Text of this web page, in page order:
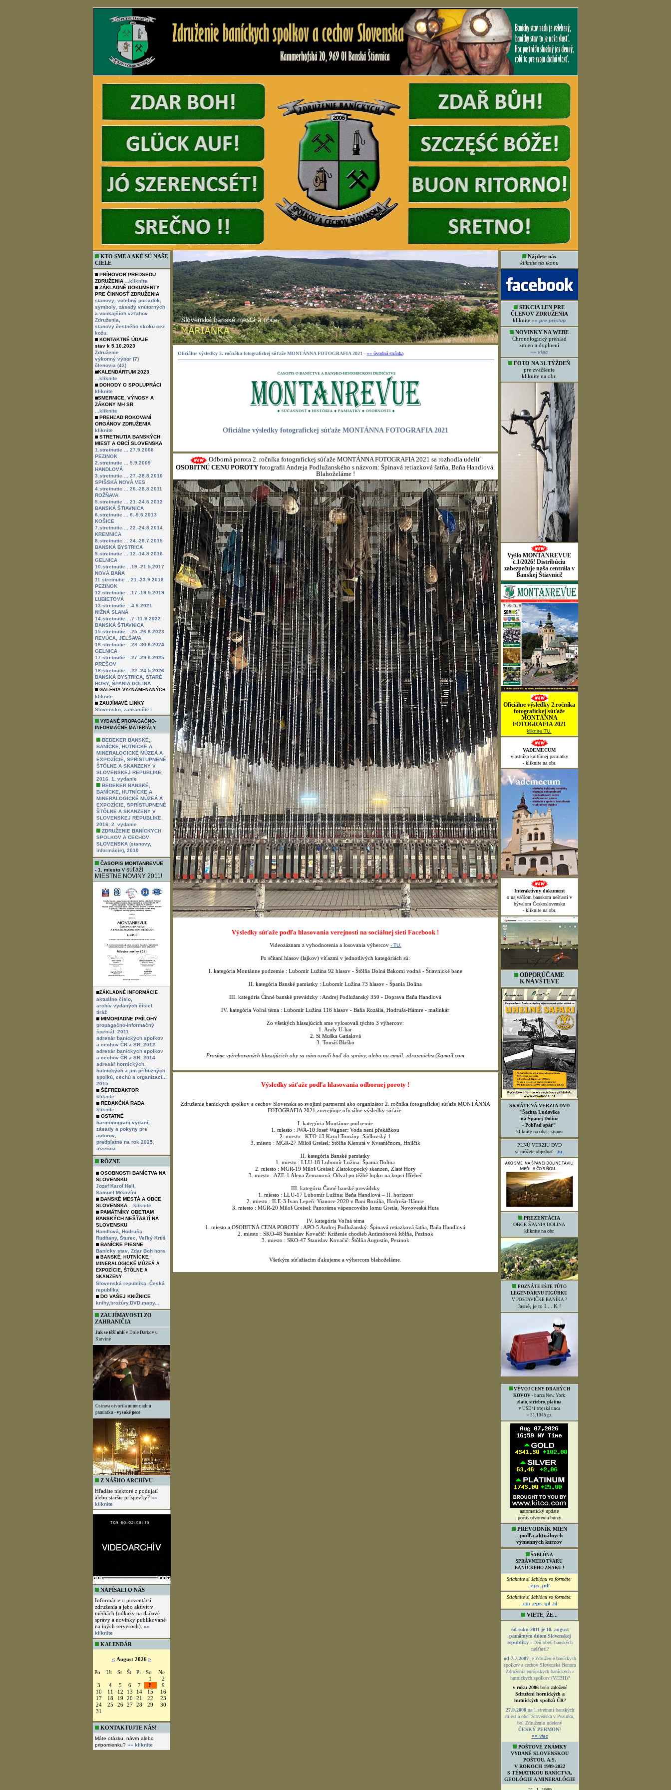
KTO SME A AKÉ SÚ NAŠE
CIELE
PRÍHOVOR PREDSEDU
ZDRUŽENIA
...kliknite
ZÁKLADNÉ DOKUMENTY
PRE ČINNOSŤ ZDRUŽENIA
stanovy, volebný poriadok
symboly, zásady vnútorných
a vonkajších vzťahov
Združenia,
stanovy čestného skoku cez
kožu.
KONTAKTNÉ ÚDAJE
stav k 5.10.2023
Združenie
výkonný výbor (7)
členovia (42)
KALENDÁRTUM 2023
...kliknite
DOHODY O SPOLUPRÁCI
kliknite
SMERNICE, VÝNOSY A
ZÁKONY MH SR
...kliknite
PREHĽAD ROKOVANÍ
ORGÁNOV ZDRUŽENIA
kliknite
STRETNUTIA BANSKÝCH
MIEST A OBCÍ SLOVENSKA
1.stretnutie ... 27.9.2008
PEZINOK
2.stretnutie ... 5.9.2009
HANDLOVÁ
3.stretnutie ... 27.-28.8.2010
SPIŠSKÁ NOVÁ VES
4.stretnutie ... 26.-28.8.2011
ROŽŇAVA
5.stretnutie ... 21.-24.6.2012
BANSKÁ ŠTIAVNICA
6.stretnutie ... 6.-9.6.2013
KOŠICE
7.stretnutie ... 22.-24.8.2014
KREMNICA
8.stretnutie ... 24.-26.7.2015
BANSKÁ BYSTRICA
9.stretnutie ... 12.-14.8.2016
GELNICA
10.stretnutie ...19.-21.5.2017
NOVÁ BAŇA
11.stretnutie ...21.-23.9.2018
PEZINOK
12.stretnutie ...17.-19.5.2019
ĽUBIETOVÁ
13.stretnutie ...4.9.2021
NIŽNÁ SLANÁ
14.stretnutie ...7.-11.9.2022
BANSKÁ ŠTIAVNICA
15.stretnutie ...25.-26.8.2023
REVÚCA, JELŠAVA
16.stretnutie ...28.-30.6.2024
GELNICA
17.stretnutie ...27.-29.6.2025
PREŠOV
18.stretnutie ...22.-24.5.2026
BANSKÁ BYSTRICA, STARÉ
HORY, ŠPANIA DOLINA
GALÉRIA VYZNAMENANÝCH
kliknite
ZAUJÍMAVÉ LINKY
Slovensko, zahraničie
VYDANÉ PROPAGAČNO-
INFORMAČNÉ MATERIÁLY
BEDEKER BANSKÉ,
BANÍCKE, HUTNÍCKE A
MINERALOGICKÉ MÚZEÁ A
EXPOZÍCIE, SPRÍSTUPNENÉ
ŠTÔLNE A SKANZENY V
SLOVENSKEJ REPUBLIKE,
2016, 1. vydanie
BEDEKER BANSKÉ,
BANÍCKE, HUTNÍCKE A
MINERALOGICKÉ MÚZEÁ A
EXPOZÍCIE, SPRÍSTUPNENÉ
ŠTÔLNE A SKANZENY V
SLOVENSKEJ REPUBLIKE,
2016, 2. vydanie
ZDRUŽENIE BANÍCKYCH
SPOLKOV A CECHOV
SLOVENSKA (stanovy,
informácie), 2010
ČASOPIS MONTANREVUE
- 1. miesto v súťaži
MIESTNE NOVINY 2011!
ZÁKLADNÉ INFORMÁCIE
aktuálne číslo,
archív vydaných čísiel,
tiráž
MIMORIADNE PRÍLOHY
propagačno-informačný
špeciál, 2011
adresár baníckych spolkov
a cechov ČR a SR, 2012
adresár baníckych spolkov
a cechov ČR a SR, 2014
adresář hornických,
hutnických a jim příbuzných
spolkú, cechú a organizací...
2015
ŠÉFREDAKTOR
kliknite
REDAKČNÁ RADA
kliknite
OSTATNÉ
harmonogram vydaní,
zásady a pokyny pre
autorov,
predplatné na rok 2025,
inzercia
RÔZNE
OSOBNOSTI BANÍCTVA NA
SLOVENSKU
Jozef Karol Hell
Samuel Mikovíni
BANSKÉ MESTÁ A OBCE
SLOVENSKA
...kliknite
PAMÄTNÍKY OBETIAM
BANSKÝCH NEŠŤASTÍ NA
SLOVENSKU
Handlová,
Hodruša,
Rudňany, Šturec,
Veľký Krtíš
BANÍCKE PIESNE
Banícky stav, Zdar Boh hore
BANSKÉ, HUTNÍCKE,
MINERALOGICKÉ MÚZEÁ A
EXPOZÍCIE, ŠTÔLNE A
SKANZENY
Slovenská republika,
Česká
republika
DO VAŠEJ KNIŽNICE
knihy,brožúry,DVD,mapy...
ZAUJÍMAVOSTI ZO
ZAHRANIČIA
Jak se těží uhlív Dole Darkov u
Karviné
Ostrava otvorila mimoriadnu
pamiatku -vysoké pece
Z NÁŠHO ARCHÍVU
Hľadáte niektoré z podujatí
alebo staršie príspevky? »»
kliknite
NAPÍSALI O NÁS
Informácie o prezentácií
združenia a jeho aktivít v
médiách (odkazy na tlačové
správy a novinky publikované
na iných serveroch). »»
kliknite
KALENDÁR
< August 2026 >
Po Ut St Št Pi So
Ne
1
2
3
4 5 6 7 8
9
10
11 12 13 14 15
16
17
18 19 20 21 22
23
24
25 26 27 28 29
30
31
KONTAKTUJTE NÁS!
Máte otázku, návrh alebo
pripomienku? »» kliknite
Nájdete nás
kliknite na ikonu
SEKCIA LEN PRE
ČLENOV ZDRUŽENIA
kliknite »» pre prístup
NOVINKY NA WEBE
Chronologický prehľad
zmien a doplnení
»» viac
FOTO NA 31.TÝŽDEŇ
pre zväčšenie
kliknite na obr.
Vyšlo MONTANREVUE
č.1/2026! Distribúciu
zabezpečuje naša centrála v
Banskej Štiavnici!
Oficiálne výsledky 2.ročníka
fotografickej súťaže
MONTÁNNA
FOTOGRAFIA 2021
kliknite TU.
VADEMECUM
vlastníka kultúrnej pamiatky
- kliknite na obr.
Interaktívny dokument
o najväčšom banskom nešťastí v
bývalom Československu
- kliknite na obr.
ODPORÚČAME
K NÁVŠTEVE
SKRÁTENÁ VERZIA DVD
"Šachta Ludovika
na Španej Doline
- Pohľad späť"
kliknite na obal. stranu
PLNÚ VERZIU DVD
si môžete objednať - tu.
PREZENTÁCIA
OBCE ŠPANIA DOLINA
kliknite na obr.
POZNÁTE EŠTE TÚTO
LEGENDÁRNU FIGÚRKU
V POSTAVIČKE BANÍKA ?
Jasné, je to I.....K !
VÝVOJ CENY DRAHÝCH
KOVOV - burza New York
zlato, striebro, platina
v USD/1 trojská unca
= 31,1045 gr.
automatický update
počas otvorenia burzy
PREVODNÍK MIEN
- podľa aktuálnych
výmenných kurzov
ŠABLÓNA
SPRÁVNEHO TVARU
BANÍCKEHO ZNAKU !
Stiahnite si šablónu vo formáte:
.eps .pdf
Stiahnite si šablónu vo formáte:
.cdr .eps .gif .tif
VIETE, ŽE...
od roku 2011 je 10. august
pamätným dňom Slovenskej
republiky - Deň obetí banských
nešťastí?
od 7.7.2007je Združenie baníckych
spolkov a cechov Slovenska členom
Združenia európskych baníckych a
hutníckych spolkov (VEBH)?
v roku 2006bolo založené
Sdružení hornických a
hutnických spolků ČR?
27.9.2008na 1.stretnutí banských
miest a obcí Slovenska v Pezinku,
bol Združeniu udelený
ČESKÝ PERMON?
»» viac
POŠTOVÉ ZNÁMKY
VYDANÉ SLOVENSKOU
POŠTOU, A.S.
V ROKOCH 1999-2022
S TÉMATIKOU BANÍCTVA,
GEOLÓGIE A MINERALÓGIE
Oficiálne výsledky 2. ročnáka fotografickej súťaže MONTÁNNA FOTOGRAFIA 2021 - »» úvodná stránka
Oficiálne výsledky fotografickej súťaže MONTÁNNA FOTOGRAFIA 2021
Odborná porota 2. ročníka fotografickej súťaže MONTÁNNA FOTOGRAFIA 2021 sa rozhodla udeliť
OSOBITNÚ CENU POROTY fotografii Andreja Podlužanského s názvom: Špinavá retiazková šatňa, Baňa Handlová.
Blahoželáme !
Výsledky súťaže podľa hlasovania verejnosti na sociálnej sieti Facebook !
Videozáznam z vyhodnotenia a losovania výhercov - TU.
Po sčítaní hlasov (lajkov) víťazmi v jednotlivých kategóriách sú:
I. kategória Montánne podzemie : Lubomír Lužina 92 hlasov - Štôlňa Dolná Bakomi vodná - Štiavnické bane
II. kategória Banské pamiatky : Lubomír Lužina 73 hlasov - Špania Dolina
III. kategória Činné banské prevádzky : Andrej Podlužanský 350 - Doprava Baňa Handlová
IV. kategória Voľná téma : Lubomír Lužina 116 hlasov - Baňa Rozália, Hodruša-Hámre - mašinkár
Zo všetkých hlasujúcich sme vylosovali týchto 3 výhercov:
1. Andy U-liar
2. Si Muška Gatialová
3. Tomáš Blaško
Prosíme vyžrebovaných hlasujúcich aby sa nám ozvali buď do správy, alebo na email: zdruzeniebsc@gmail.com
Výsledky súťaže podľa hlasovania odbornej poroty !
Združenie baníckych spolkov a cechov Slovenska so svojimi partnermi ako organizátor 2. ročníka fotografickej súťaže MONTÁNNA
FOTOGRAFIA 2021 zverejňuje oficiálne výsledky súťaže:
I. kategória Montánne podzemie
1. miesto : JWA-10 Josef Wagner: Voda není překážkou
2. miesto : KTO-13 Karol Tomány: Sádlovský 1
3. miesto : MGR-27 Miloš Greisel: Štôlňa Klenutá v Kvasničnom, Hnilčík
II. kategória Banské pamiatky
1. miesto : LLU-18 Lubomír Lužina: Špania Dolina
2. miesto : MGR-19 Miloš Greisel: Zlatokopecký skanzen, Zlaté Hory
3. miesto : AZE-1 Alena Zemanová: Odval po těžbě lupku na kopci Hřebeč
III. kategória Činné banské prevádzky
1. miesto : LLU-17 Lubomír Lužina: Baňa Handlová – II. horizont
2. miesto : ILE-3 Ivan Lepeň: Vianoce 2020 v Bani Rozália, Hodruša-Hámre
3. miesto : MGR-20 Miloš Greisel: Panoráma vápencového lomu Gretla, Novoveská Huta
IV. kategória Voľná téma
1. miesto a OSOBITNÁ CENA POROTY : APO-5 Andrej Podlužanský: Špinavá retiazková šatňa, Baňa Handlová
2. miesto : SKO-48 Stanislav Kovačič: Kríženie chodieb Antimónová štôlňa, Pezinok
3. miesto : SKO-47 Stanislav Kovačič: Štôlňa Augustín, Pezinok
Všetkým súťažiacim ďakujeme a výhercom blahoželáme.